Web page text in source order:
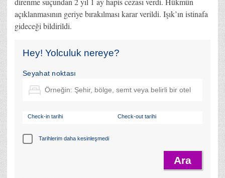
açıklanmasının geriye bırakılması karar verildi. Işık’ın istinafa
gideceği bildirildi.
Hey! Yolculuk nereye?
Seyahat noktası
Check-in tarihi Check-out tarihi
Tarihlerim daha kesinleşmedi